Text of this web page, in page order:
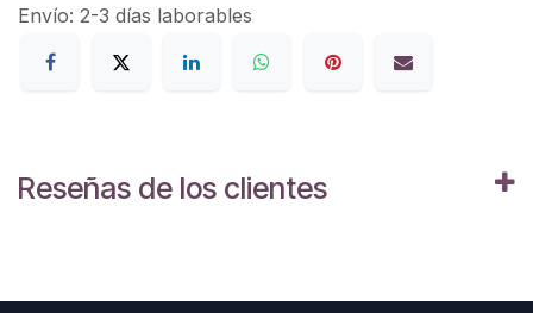
Envío: 2-3 días laborables
Reseñas de los clientes